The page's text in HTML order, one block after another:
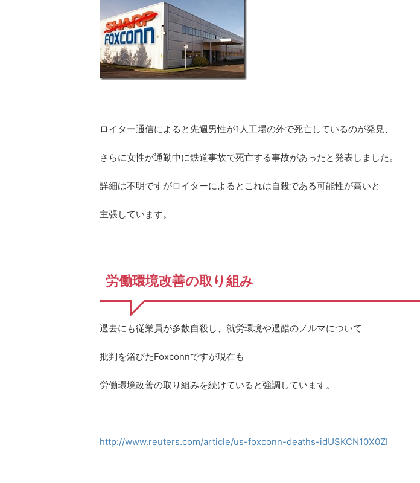
ロイター通信によると先週男性が1人工場の外で死亡しているのが発見、
さらに女性が通勤中に鉄道事故で死亡する事故があったと発表しました。
詳細は不明ですがロイターによるとこれは自殺である可能性が高いと
主張しています。
労働環境改善の取り組み
過去にも従業員が多数自殺し、就労環境や過酷のノルマについて
批判を浴びたFoxconnですが現在も
労働環境改善の取り組みを続けていると強調しています。
http://www.reuters.com/article/us-foxconn-deaths-idUSKCN10X0ZI